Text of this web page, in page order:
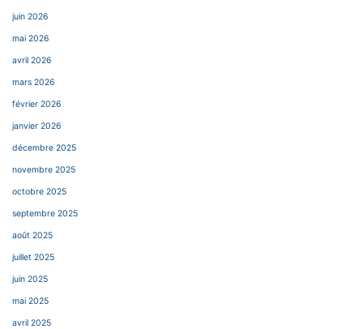
juin 2026
mai 2026
avril 2026
mars 2026
février 2026
janvier 2026
décembre 2025
novembre 2025
octobre 2025
septembre 2025
août 2025
juillet 2025
juin 2025
mai 2025
avril 2025